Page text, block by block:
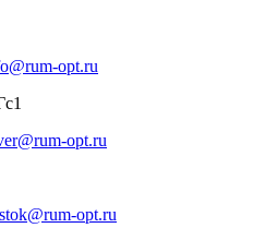
opt.ru
opt.ru
opt.ru